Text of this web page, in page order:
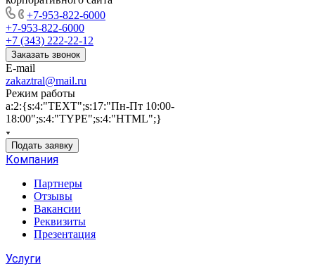
+7-953-822-6000
+7-953-822-6000
+7 (343) 222-22-12
Заказать звонок
E-mail
zakaztral@mail.ru
Режим работы
a:2:{s:4:"TEXT";s:17:"Пн-Пт 10:00-
18:00";s:4:"TYPE";s:4:"HTML";}
Подать заявку
Компания
Партнеры
Отзывы
Вакансии
Реквизиты
Презентация
Услуги